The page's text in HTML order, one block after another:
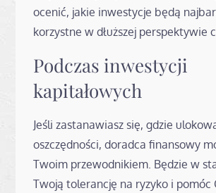
ocenić, jakie inwestycje będą
korzystne w dłuższej perspektywie
Podczas inwestycji
kapitałowych
Jeśli zastanawiasz się, gdzie
oszczędności, doradca finansowy
Twoim przewodnikiem. Będzie w
Twoją tolerancję na ryzyko i pomóc